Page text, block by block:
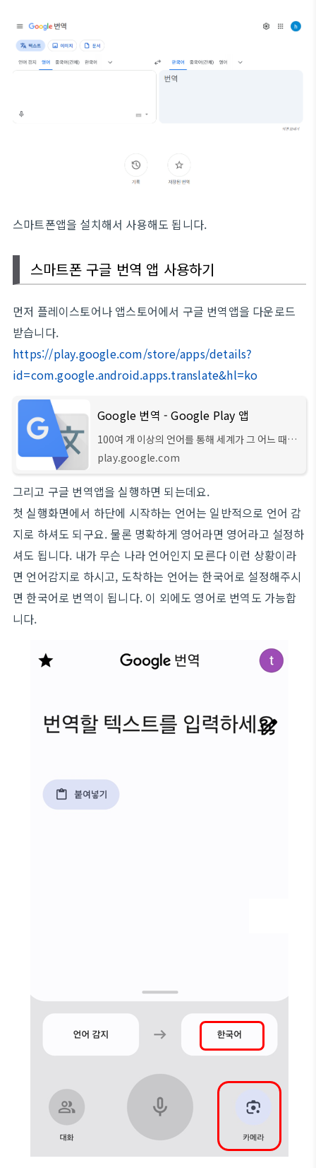
스마트폰앱을 설치해서 사용해도 됩니다.
스마트폰 구글 번역 앱 사용하기
먼저 플레이스토어나 앱스토어에서 구글 번역앱을 다운로드
받습니다.
https://play.google.com/store/apps/details?
id=com.google.android.apps.translate&hl=ko
Google 번역 - Google Play 앱
100여 개 이상의 언어를 통해 세계가 그 어느 때보
다 가까워집니다.
play.google.com
그리고 구글 번역앱을 실행하면 되는데요.
첫 실행화면에서 하단에 시작하는 언어는 일반적으로 언어 감
지로 하셔도 되구요. 물론 명확하게 영어라면 영어라고 설정하
셔도 됩니다. 내가 무슨 나라 언어인지 모른다 이런 상황이라
면 언어감지로 하시고, 도착하는 언어는 한국어로 설정해주시
면 한국어로 번역이 됩니다. 이 외에도 영어로 번역도 가능합
니다.